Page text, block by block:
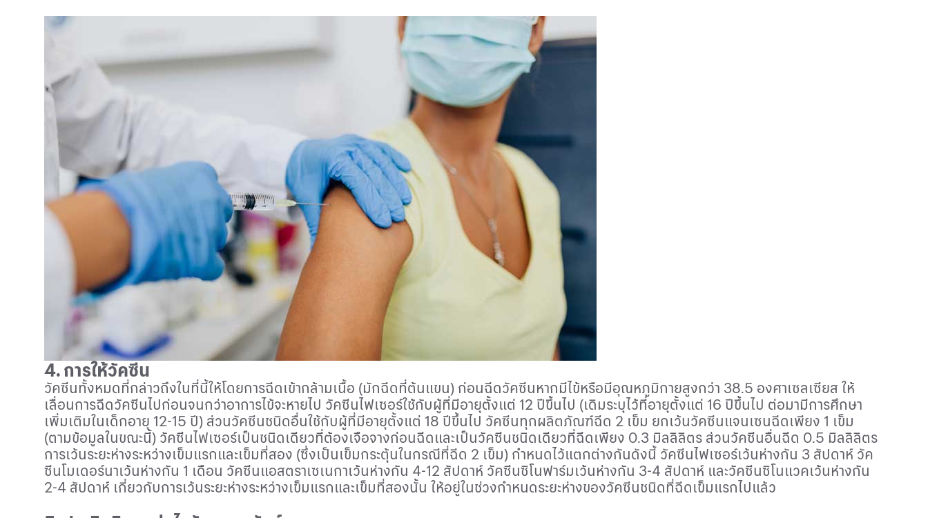
4. การให้วัคซีน
วัคซีนทั้งหมดที่กล่าวถึงในที่นี้ให้โดยการฉีดเข้ากล้ามเนื้อ (มักฉีดที่ต้นแขน) ก่อนฉีดวัคซีนหากมีไข้หรือมีอุณหภูมิกายสูงกว่า 38.5 องศาเซลเซียส ให้
เลื่อนการฉีดวัคซีนไปก่อนจนกว่าอาการไข้จะหายไป วัคซีนไฟเซอร์ใช้กับผู้ที่มีอายุตั้งแต่ 12 ปีขึ้นไป (เดิมระบุไว้ที่อายุตั้งแต่ 16 ปีขึ้นไป ต่อมามีการศึกษา
เพิ่มเติมในเด็กอายุ 12-15 ปี) ส่วนวัคซีนชนิดอื่นใช้กับผู้ที่มีอายุตั้งแต่ 18 ปีขึ้นไป วัคซีนทุกผลิตภัณฑ์ฉีด 2 เข็ม ยกเว้นวัคซีนแจนเซนฉีดเพียง 1 เข็ม
(ตามข้อมูลในขณะนี้) วัคซีนไฟเซอร์เป็นชนิดเดียวที่ต้องเจือจางก่อนฉีดและเป็นวัคซีนชนิดเดียวที่ฉีดเพียง 0.3 มิลลิลิตร ส่วนวัคซีนอื่นฉีด 0.5 มิลลิลิตร
การเว้นระยะห่างระหว่างเข็มแรกและเข็มที่สอง (ซึ่งเป็นเข็มกระตุ้นในกรณีที่ฉีด 2 เข็ม) กำหนดไว้แตกต่างกันดังนี้ วัคซีนไฟเซอร์เว้นห่างกัน 3 สัปดาห์ วัค
ซีนโมเดอร์นาเว้นห่างกัน 1 เดือน วัคซีนแอสตราเซเนกาเว้นห่างกัน 4-12 สัปดาห์ วัคซีนซิโนฟาร์มเว้นห่างกัน 3-4 สัปดาห์ และวัคซีนซิโนแวคเว้นห่างกัน
2-4 สัปดาห์ เกี่ยวกับการเว้นระยะห่างระหว่างเข็มแรกและเข็มที่สองนั้น ให้อยู่ในช่วงกำหนดระยะห่างของวัคซีนชนิดที่ฉีดเข็มแรกไปแล้ว